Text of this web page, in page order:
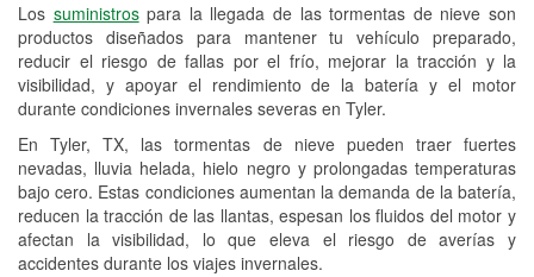
Los suministrospara la llegada de las tormentas de nieve son
productos diseñados para mantener tu vehículo preparado,
reducir el riesgo de fallas por el frío, mejorar la tracción y la
visibilidad, y apoyar el rendimiento de la batería y el motor
durante condiciones invernales severas en Tyler.
En Tyler, TX, las tormentas de nieve pueden traer fuertes
nevadas, lluvia helada, hielo negro y prolongadas temperaturas
bajo cero. Estas condiciones aumentan la demanda de la batería,
reducen la tracción de las llantas, espesan los fluidos del motor y
afectan la visibilidad, lo que eleva el riesgo de averías y
accidentes durante los viajes invernales.
Reciclaje de baterías y aceite
Instalación de bombillas de faros
Instalación de limpiaparabrisas
Programa de Préstamo de
Herramientas
Rectificación de tambores y discos de
freno